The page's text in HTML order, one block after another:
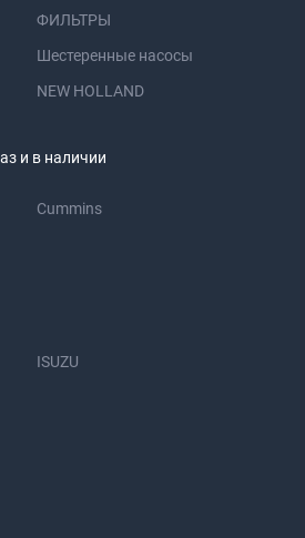
ФИЛЬТРЫ
Шестеренные насосы
NEW HOLLAND
и в наличии
Cummins
ISUZU